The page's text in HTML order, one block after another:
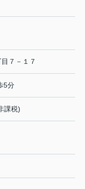
目７－１７
5分
課税)